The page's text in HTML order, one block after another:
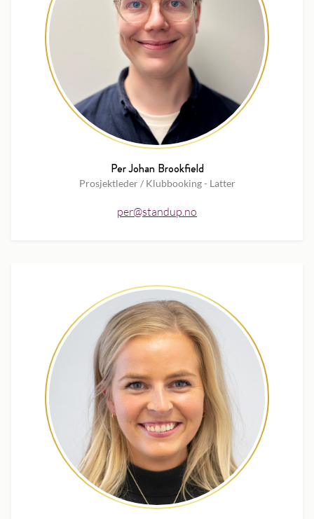
Per Johan Brookfield
Prosjektleder / Klubbooking - Latter
per@standup.no